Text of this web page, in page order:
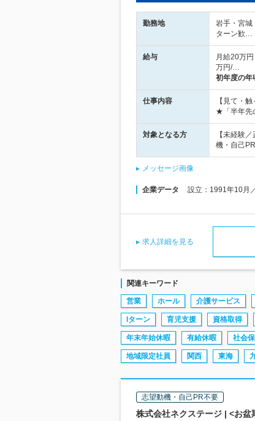
勤務地
岩手・宮城
ターン歓…
給与
月給20万
万円/…
初年度の年
仕事内容
【見て・
★「半年先
対象となる方
【未経験
機・自己
メッセージ画像
企業データ 設立：1991年10月
求人詳細を見る
関連キーワード
営業 ホール 介護サービス
Iターン 育児支援 資格取得
年末年始休暇 有給休暇 社会
地域限定社員 関西 東海
志望動機・自己PR不要
株式会社ネクステージ | <お